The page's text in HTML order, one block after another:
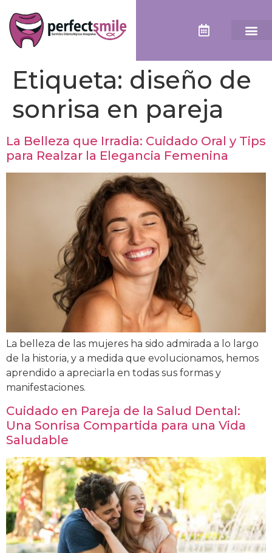
Etiqueta: diseño de
sonrisa en pareja
La Belleza que Irradia: Cuidado Oral y Tips
para Realzar la Elegancia Femenina
La belleza de las mujeres ha sido admirada a lo largo
de la historia, y a medida que evolucionamos, hemos
aprendido a apreciarla en todas sus formas y
manifestaciones.
Cuidado en Pareja de la Salud Dental:
Una Sonrisa Compartida para una Vida
Saludable